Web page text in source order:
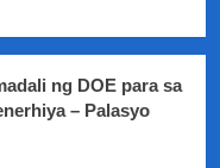
ng DOE para sa
– Palasyo